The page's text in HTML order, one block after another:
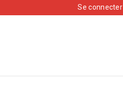
Se connecter